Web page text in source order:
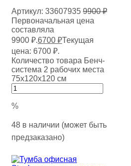
Артикул: 33607935 9900₽
Первоначальная цена
составляла
9900 ₽.6700 ₽Текущая
цена: 6700 ₽.
Количество товара Бенч-
система 2 рабочих места
75х120х120 см
%
48 в наличии (может быть
предзаказано)